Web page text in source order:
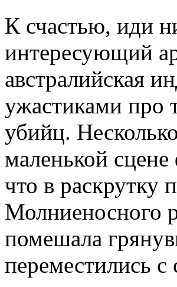
К счастью, иди
интересующий
австралийская
ужастиками про
убийц.
маленькой
что в раскрутку
Молниеносного
помешала
переместились